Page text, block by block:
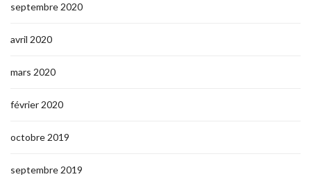
septembre 2020
avril 2020
mars 2020
février 2020
octobre 2019
septembre 2019